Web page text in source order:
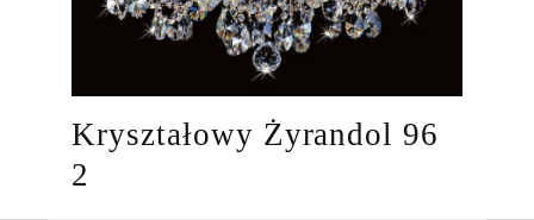
Kryształowy Żyrandol 96
2